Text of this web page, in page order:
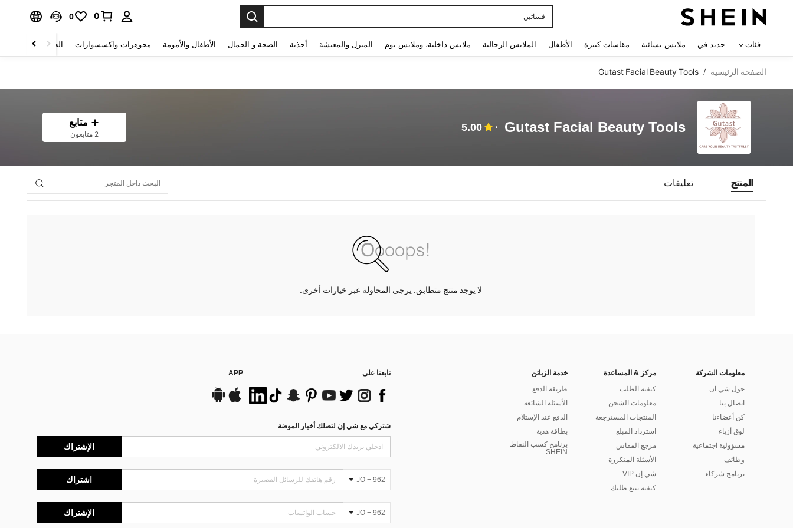
فساتين
0
0
فئات جديد في ملابس نسائية مقاسات كبيرة الأطفال الملابس الرجالية ملابس داخلية، وملابس نوم المنزل والمعيشة أحذية الصحة و الجمال الأطفال والأمومة مجوهرات واكسسوارات الحقائب والأمتعة
الصفحة الرئيسية /
Gutast Facial Beauty Tools
Gutast Facial Beauty Tools
5.00 متابع
2 متابعون
المنتج تعليقات
لا يوجد منتج متطابق. يرجى المحاولة عبر خيارات أخرى.
معلومات الشركة
حول شي ان
اتصال بنا
كن أعضاءنا
لوق أزياء
مسؤولية اجتماعية
وظائف
برنامج شركاء
مركز & المساعدة
كيفية الطلب
معلومات الشحن
المنتجات المسترجعة
استرداد المبلغ
مرجع المقاس
الأسئلة المتكررة
شي إن VIP
كيفية تتبع طلبك
خدمة الزبائن
طريقة الدفع
الأسئلة الشائعة
الدفع عند الإستلام
بطاقة هدية
برنامج كسب النقاط
SHEIN
تابعنا على APP
شتركي مع شي إن لتصلك أخبار الموضة
الإشتراك
JO + 962 اشتراك
JO + 962 الإشتراك